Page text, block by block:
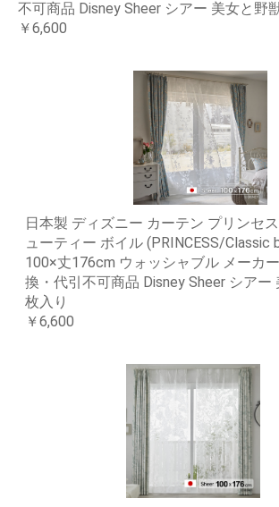
不可商品 Disney Sheer シアー 美女と野
￥6,600
日本製 ディズニー カーテン プリンセ
ューティー ボイル (PRINCESS/Classic
100×丈176cm ウォッシャブル メーカ
換・代引不可商品 Disney Sheer シアー
枚入り
￥6,600